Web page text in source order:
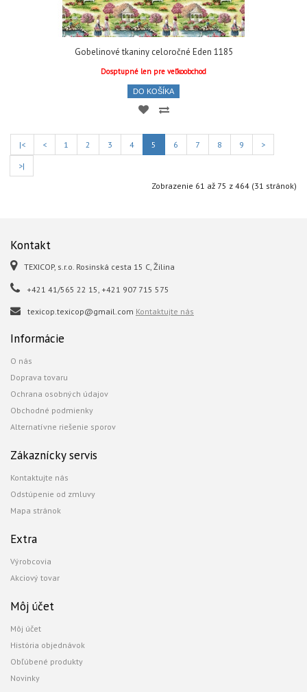
Gobelinové tkaniny celoročné Eden 1185
Dosptupné len pre veľkoobchod
DO KOŠÍKA
|< < 1 2 3 4 5 6 7 8 9 >
>|
Zobrazenie 61 až 75 z 464 (31 stránok)
Kontakt
TEXICOP, s.r.o. Rosinská cesta 15 C, Žilina
+421 41/565 22 15, +421 907 715 575
texicop.texicop@gmail.com Kontaktujte nás
Informácie
O nás
Doprava tovaru
Ochrana osobných údajov
Obchodné podmienky
Alternatívne riešenie sporov
Zákaznícky servis
Kontaktujte nás
Odstúpenie od zmluvy
Mapa stránok
Extra
Výrobcovia
Akciový tovar
Môj účet
Môj účet
História objednávok
Obľúbené produkty
Novinky